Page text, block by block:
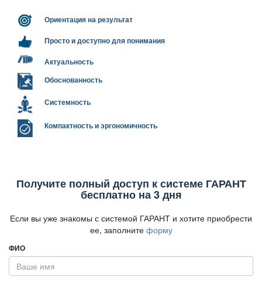
Ориентация на результат
Просто и доступно для понимания
Актуальность
Обоснованность
Системность
Компактность и эргономичность
Получите полный доступ к системе ГАРАНТ
есплатно на 3 дня
Если вы уже знакомы с системой ГАРАНТ и хотите приобрести
ее, заполните форму
ФИО